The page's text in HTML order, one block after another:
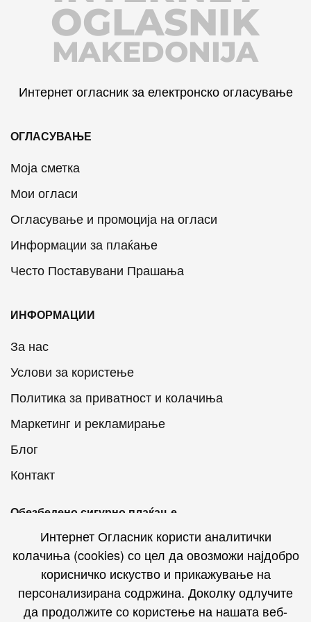
MAKEDONIJA
OGLASNIK
Интернет огласник за електронско огласување
ОГЛАСУВАЊЕ
Моја сметка
Мои огласи
Огласување и промоција на огласи
Информации за плаќање
Често Поставувани Прашања
ИНФОРМАЦИИ
За нас
Услови за користење
Политика за приватност и колачиња
Маркетинг и рекламирање
Блог
Контакт
Обезбедено сигурно плаќање
Интернет Огласник на социјалните мрежи
Интернет Огласник користи аналитички
колачиња (cookies) со цел да овозможи најдобро
корисничко искуство и прикажување на
персонализирана содржина. Доколку одлучите
да продолжите со користење на нашата веб-